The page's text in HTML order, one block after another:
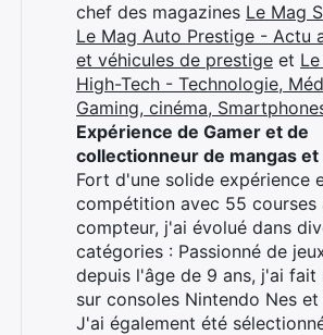
chef des magazines Le Mag
Le Mag Auto Prestige - Actu
et véhicules de prestige et
High-Tech - Technologie,
Gaming, cinéma,
Expérience de Gamer et de
collectionneur de mangas et
Fort d'une solide expérience
compétition avec 55 courses
compteur, j'ai évolué dans
catégories : Passionné de
depuis l'âge de 9 ans, j'ai fait
sur consoles Nintendo Nes et
J'ai également été